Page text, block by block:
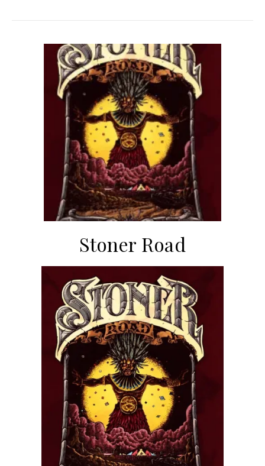
Stoner Road